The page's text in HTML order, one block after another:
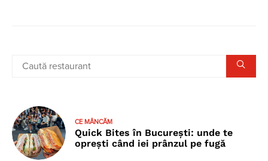
CE MÂNCĂM
Quick Bites în București: unde te
oprești când iei prânzul pe fugă